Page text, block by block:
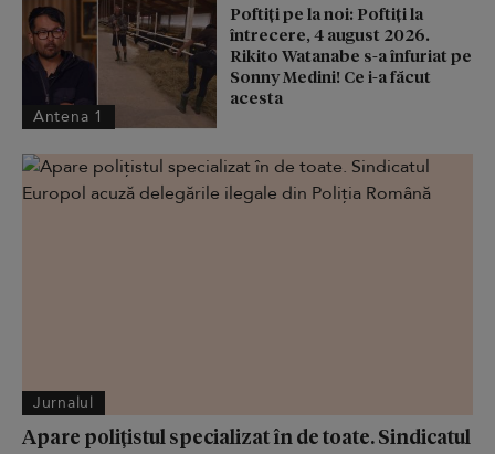
Antena 1
Poftiți pe la noi: Poftiți la
întrecere, 4 august 2026.
Rikito Watanabe s-a înfuriat pe
Sonny Medini! Ce i-a făcut
acesta
Jurnalul
Apare polițistul specializat în de toate. Sindicatul